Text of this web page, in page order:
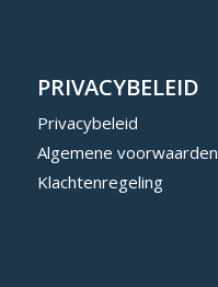
PRIVACYBELEID
Privacybeleid
Algemene voorwaarden
Klachtenregeling